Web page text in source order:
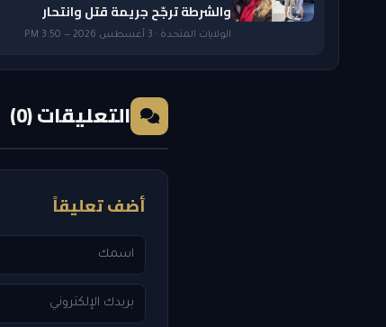
والشرطة ترجّح جريمة قتل وانتحار
الولايات المتحدة · 3 أغسطس 2026 — 3:50 PM
التعليقات (0)
أضف تعليقاً